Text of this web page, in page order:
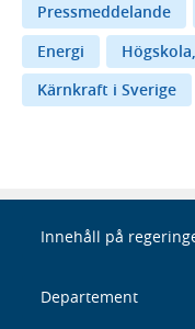
Pressmeddelande
Energi
Kärnkraft i Sverige
Innehåll på
Departement